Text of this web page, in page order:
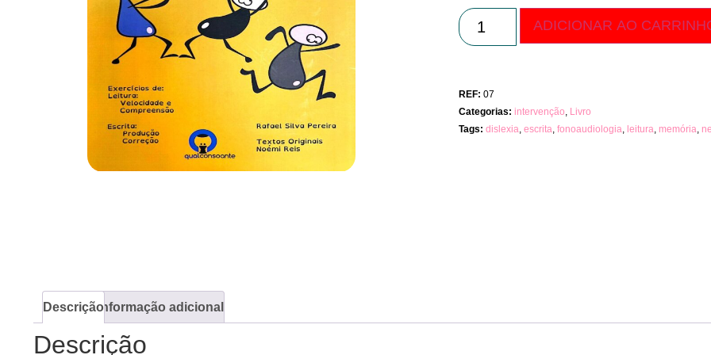
ADICIONAR AO
REF:07
Categorias:intervenção Livro
Tags:dislexia ,escrita ,fonoaudiologia ,leitura memória
DescriçãoInformação adicional
Descrição